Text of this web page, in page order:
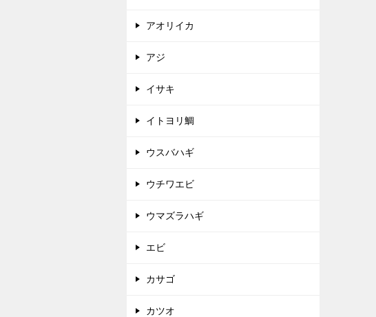
アオリイカ
アジ
イサキ
イトヨリ鯛
ウスバハギ
ウチワエビ
ウマズラハギ
エビ
カサゴ
カツオ